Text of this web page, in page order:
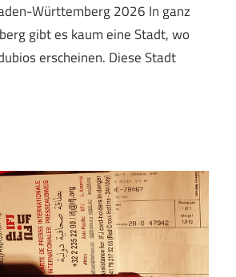
Württemberg 2026 In ganz
gibt es kaum eine Stadt, wo
erscheinen. Diese Stadt